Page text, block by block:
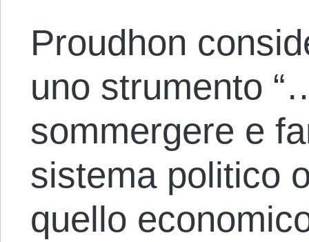
Proudhon
uno strumento
sommergere e
sistema politico
quello